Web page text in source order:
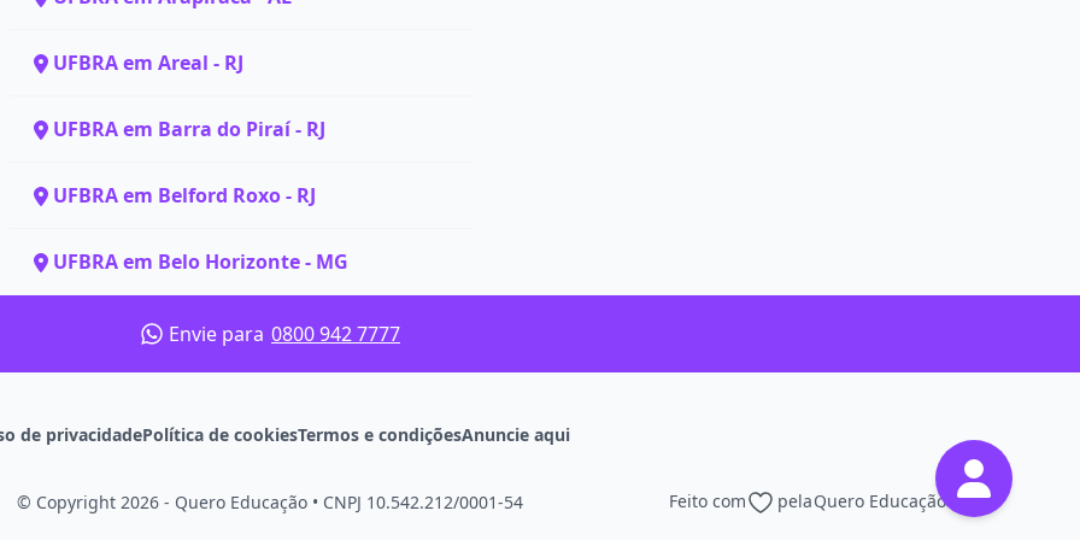
UFBRA em Areal - RJ
UFBRA em Barra do Piraí - RJ
UFBRA em Belford Roxo - RJ
UFBRA em Belo Horizonte - MG
Envie para 0800 942 7777
de privacidadePolítica de cookiesTermos e condiçõesAnuncie aqui
© Copyright 2026 - Quero Educação • CNPJ 10.542.212/0001-54 Feito com pelaQuero Educação